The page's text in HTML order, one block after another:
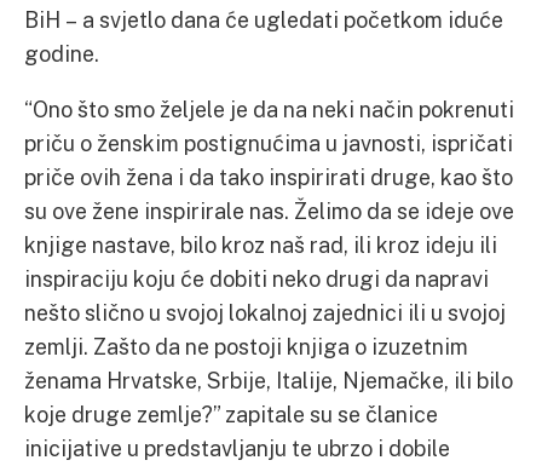
BiH – a svjetlo dana će ugledati početkom iduće
godine.
“Ono što smo željele je da na neki način pokrenuti
priču o ženskim postignućima u javnosti, ispričati
priče ovih žena i da tako inspirirati druge, kao što
su ove žene inspirirale nas. Želimo da se ideje ove
knjige nastave, bilo kroz naš rad, ili kroz ideju ili
inspiraciju koju će dobiti neko drugi da napravi
nešto slično u svojoj lokalnoj zajednici ili u svojoj
zemlji. Zašto da ne postoji knjiga o izuzetnim
ženama Hrvatske, Srbije, Italije, Njemačke, ili bilo
koje druge zemlje?” zapitale su se članice
inicijative u predstavljanju te ubrzo i dobile